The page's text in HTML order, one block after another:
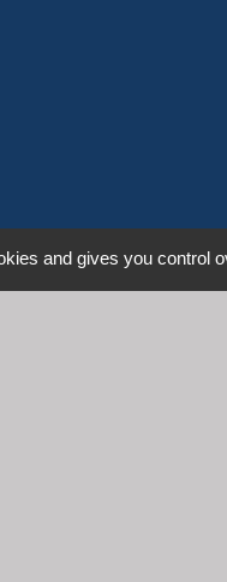
and gives you control